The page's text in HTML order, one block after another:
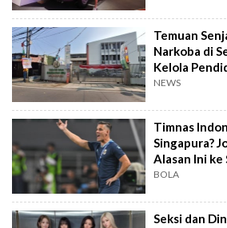
Temuan
Narkoba di
Kelola
NEWS
Timnas
Singapura?
Alasan Ini
BOLA
Seksi dan